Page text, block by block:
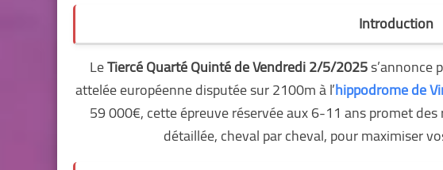
Introduction
LeTiercé Quarté Quinté de Vendredi 2/5/2025s’annonce
attelée européenne disputée sur 2100m à l’hippodrome de
59 000€, cette épreuve réservée aux 6-11 ans promet
détaillée, cheval par cheval, pour maximiser